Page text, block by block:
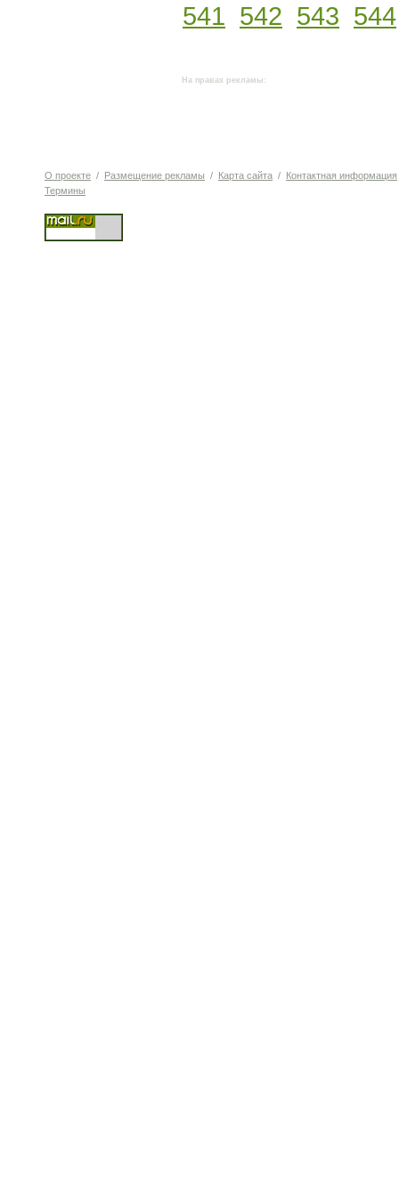
541 542 543 544
На правах рекламы:
О проекте / Размещение рекламы / Карта сайта / Контактная информация
Термины